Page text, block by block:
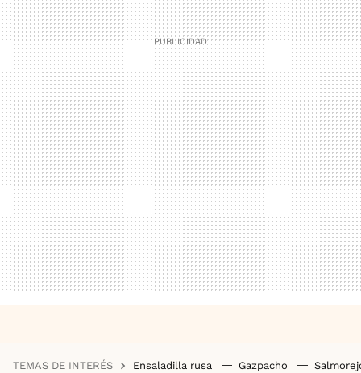
TEMAS DE INTERÉS Ensaladilla rusa Gazpacho